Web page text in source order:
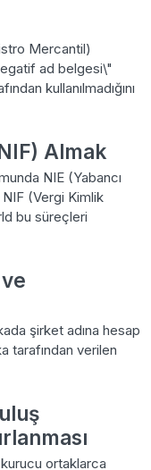
Mercantil)
ad belgesi\"
kullanılmadığını
Almak
NIE (Yabancı
NIF (Vergi Kimlik
bu süreçleri
şirket adına hesap
tarafından verilen
ortaklarca